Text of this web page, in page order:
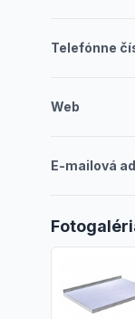
Telefónne
Web
E-mailová